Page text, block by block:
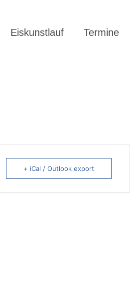
Eiskunstlauf Termine
+ iCal / Outlook export